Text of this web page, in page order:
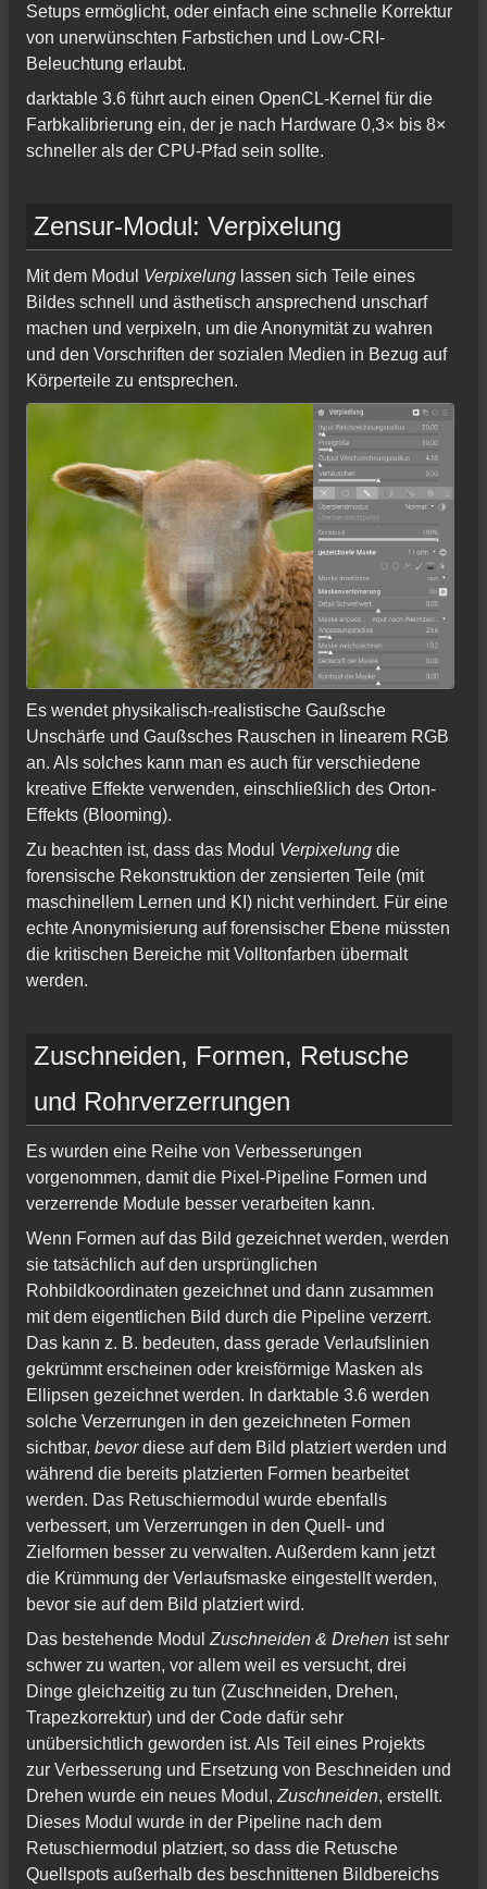
Setups ermöglicht, oder einfach eine schnelle Korrektur
von unerwünschten Farbstichen und Low-CRI-
Beleuchtung erlaubt.
darktable 3.6 führt auch einen OpenCL-Kernel für die
Farbkalibrierung ein, der je nach Hardware 0,3× bis 8×
schneller als der CPU-Pfad sein sollte.
Zensur-Modul: Verpixelung
Mit dem Modul Verpixelung lassen sich Teile eines
Bildes schnell und ästhetisch ansprechend unscharf
machen und verpixeln, um die Anonymität zu wahren
und den Vorschriften der sozialen Medien in Bezug auf
Körperteile zu entsprechen.
Es wendet physikalisch-realistische Gaußsche
Unschärfe und Gaußsches Rauschen in linearem RGB
an. Als solches kann man es auch für verschiedene
kreative Effekte verwenden, einschließlich des Orton-
Effekts (Blooming).
Zu beachten ist, dass das Modul Verpixelung die
forensische Rekonstruktion der zensierten Teile (mit
maschinellem Lernen und KI) nicht verhindert. Für eine
echte Anonymisierung auf forensischer Ebene müssten
die kritischen Bereiche mit Volltonfarben übermalt
werden.
Zuschneiden, Formen, Retusche
und Rohrverzerrungen
Es wurden eine Reihe von Verbesserungen
vorgenommen, damit die Pixel-Pipeline Formen und
verzerrende Module besser verarbeiten kann.
Wenn Formen auf das Bild gezeichnet werden, werden
sie tatsächlich auf den ursprünglichen
Rohbildkoordinaten gezeichnet und dann zusammen
mit dem eigentlichen Bild durch die Pipeline verzerrt.
Das kann z. B. bedeuten, dass gerade Verlaufslinien
gekrümmt erscheinen oder kreisförmige Masken als
Ellipsen gezeichnet werden. In darktable 3.6 werden
solche Verzerrungen in den gezeichneten Formen
sichtbar, bevordiese auf dem Bild platziert werden und
während die bereits platzierten Formen bearbeitet
werden. Das Retuschiermodul wurde ebenfalls
verbessert, um Verzerrungen in den Quell- und
Zielformen besser zu verwalten. Außerdem kann jetzt
die Krümmung der Verlaufsmaske eingestellt werden,
bevor sie auf dem Bild platziert wird.
Das bestehende Modul Zuschneiden & Drehen ist sehr
schwer zu warten, vor allem weil es versucht, drei
Dinge gleichzeitig zu tun (Zuschneiden, Drehen,
Trapezkorrektur) und der Code dafür sehr
unübersichtlich geworden ist. Als Teil eines Projekts
zur Verbesserung und Ersetzung von Beschneiden und
Drehen wurde ein neues Modul, Zuschneiden, erstellt.
Dieses Modul wurde in der Pipeline nach dem
Retuschiermodul platziert, so dass die Retusche
Quellspots außerhalb des beschnittenen Bildbereichs